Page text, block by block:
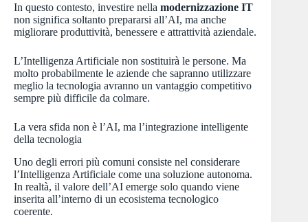
In questo contesto, investire nella modernizzazione IT
non significa soltanto prepararsi all’AI, ma anche
migliorare produttività, benessere e attrattività aziendale.
L’Intelligenza Artificiale non sostituirà le persone. Ma
molto probabilmente le aziende che sapranno utilizzare
meglio la tecnologia avranno un vantaggio competitivo
sempre più difficile da colmare.
La vera sfida non è l’AI, ma l’integrazione intelligente
della tecnologia
Uno degli errori più comuni consiste nel considerare
l’Intelligenza Artificiale come una soluzione autonoma.
In realtà, il valore dell’AI emerge solo quando viene
inserita all’interno di un ecosistema tecnologico
coerente.